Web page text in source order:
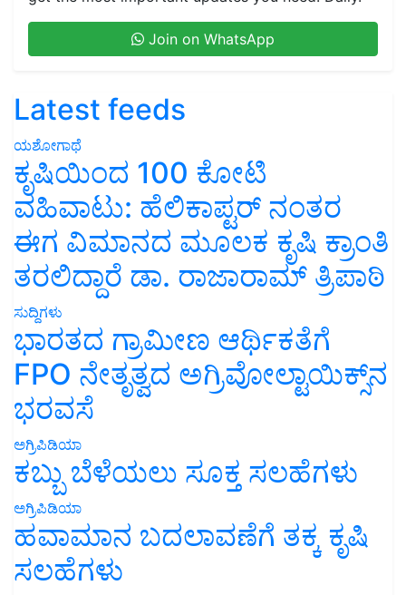
Join on WhatsApp
Latest feeds
ಯಶೋಗಾಥೆ
ಕೃಷಿಯಿಂದ 100 ಕೋಟಿ
ವಹಿವಾಟು: ಹೆಲಿಕಾಪ್ಟರ್ ನಂತರ
ಈಗ ವಿಮಾನದ ಮೂಲಕ ಕೃಷಿ ಕ್ರಾಂತಿ
ತರಲಿದ್ದಾರೆ ಡಾ. ರಾಜಾರಾಮ್ ತ್ರಿಪಾಠಿ
ಸುದ್ದಿಗಳು
ಭಾರತದ ಗ್ರಾಮೀಣ ಆರ್ಥಿಕತೆಗೆ
FPO ನೇತೃತ್ವದ ಅಗ್ರಿವೋಲ್ಟಾಯಿಕ್ಸ್‌ನ
ಭರವಸೆ
ಅಗ್ರಿಪಿಡಿಯಾ
ಕಬ್ಬು ಬೆಳೆಯಲು ಸೂಕ್ತ ಸಲಹೆಗಳು
ಅಗ್ರಿಪಿಡಿಯಾ
ಹವಾಮಾನ ಬದಲಾವಣೆಗೆ ತಕ್ಕ ಕೃಷಿ
ಸಲಹೆಗಳು